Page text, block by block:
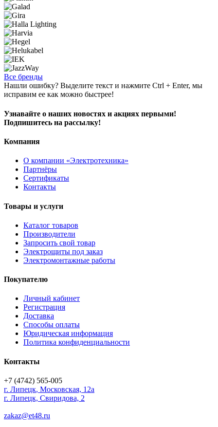
Все бренды
Нашли ошибку? Выделите текст и нажмите Ctrl + Enter, мы
исправим ее как можно быстрее!
Узнавайте о наших новостях и акциях первыми!
Подпишитесь на рассылку!
Компания
О компании «Электротехника»
Партнёры
Сертификаты
Контакты
Товары и услуги
Каталог товаров
Производители
Запросить свой товар
Электрощиты под заказ
Электромонтажные работы
Покупателю
Личный кабинет
Регистрация
Доставка
Способы оплаты
Юридическая информация
Политика конфиденциальности
Контакты
+7 (4742) 565-005
г. Липецк, Московская, 12а
г. Липецк, Свиридова, 2
zakaz@et48.ru